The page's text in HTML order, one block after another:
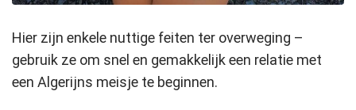
Hier zijn enkele nuttige feiten ter overweging –
gebruik ze om snel en gemakkelijk een relatie met
een Algerijns meisje te beginnen.